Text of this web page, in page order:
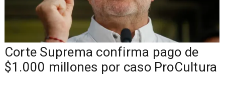
Corte Suprema confirma pago de
$1.000 millones por caso ProCultura